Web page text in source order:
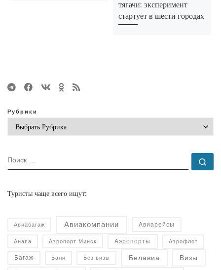
тягачи: эксперимент
стартует в шести городах
Рубрики
ПОИСК
Туристы чаще всего ищут:
Авиабагаж Авиакомпании Авиарейсы
Анапа Аэропорт Минск Аэропорты Аэрофлот
Багаж Бали Без визы Белавиа Визы